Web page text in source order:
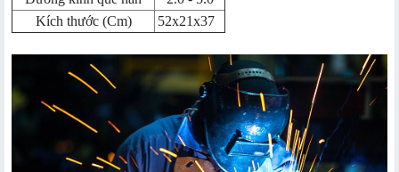
Kích thước (Cm)
52x21x37